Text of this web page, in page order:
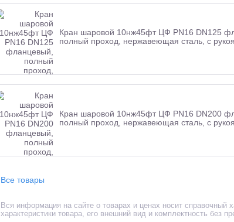
Кран шаровой 10нж45фт ЦФ PN16 DN125
полный проход, нержавеющая сталь, с
Кран шаровой 10нж45фт ЦФ PN16 DN200
полный проход, нержавеющая сталь, с
Все товары
Вся информация на сайте о товарах и ценах носит справочный
характеристики товара, его внешний вид и комплектность без